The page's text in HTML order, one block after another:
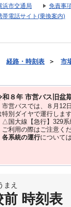
浜市交通局 免責事
帯電話サイト(乗換案内)
経路・時刻表 ＞ 市
和８年 市営バス旧盆
営バスでは、８⽉12
特別ダイヤで運⾏します
国大線【急行】329系
利用の際はご注意くだ
各系統の運行について
まえ
時刻表